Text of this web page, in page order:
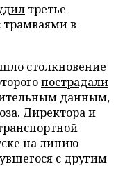
третье
трамваями в
столкновение
пострадали
данным,
Директора и
на линию
с другим